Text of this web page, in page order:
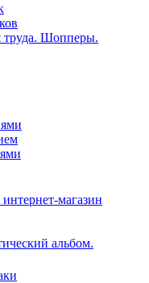
труда. Шопперы.
интернет-магазин
альбом.